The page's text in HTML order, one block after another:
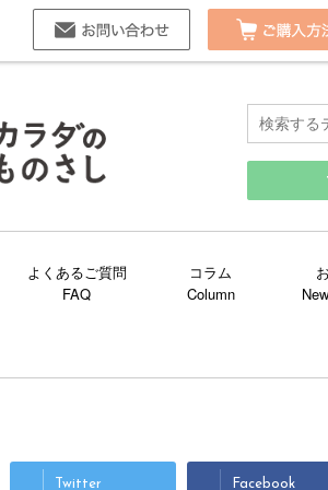
お問い合わせ
よくあるご質問 コラム
Twitter Facebook